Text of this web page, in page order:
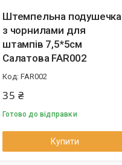
Штемпельна подушечка
з чорнилами для
штампів 7,5*5см
Салатова FAR002
FAR002
35 ₴
Готово до відправки
Купити